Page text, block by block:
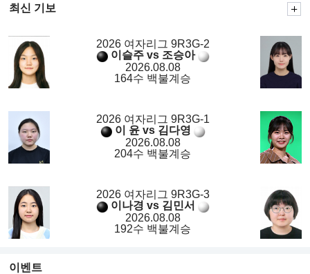
최신 기보
2026 여자리그 9R3G-2
이슬주 vs 조승아
2026.08.08
164수 백불계승
2026 여자리그 9R3G-1
이 윤 vs 김다영
2026.08.08
204수 백불계승
2026 여자리그 9R3G-3
이나경 vs 김민서
2026.08.08
192수 백불계승
이벤트